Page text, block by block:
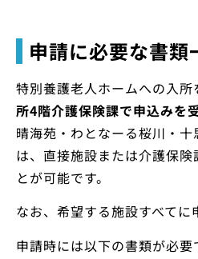
申請に必要な書類
特別養護老人ホームへの入所
所4階介護保険課で申込みを
晴海苑・わとなーる桜川・
は、直接施設または介護保
とが可能です。
なお、希望する施設すべてに
申請時には以下の書類が必要